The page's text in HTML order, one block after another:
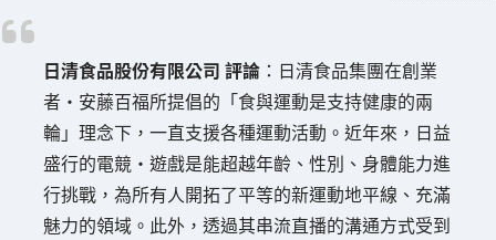
日清食品股份有限公司 評論 ：日清食品集團在創業
者・安藤百福所提倡的「食與運動是支持健康的兩
輪」理念下，一直支援各種運動活動。近年來，日益
盛行的電競・遊戲是能超越年齡、性別、身體能力進
行挑戰，為所有人開拓了平等的新運動地平線、充滿
魅力的領域。此外，透過其串流直播的溝通方式受到